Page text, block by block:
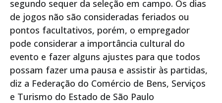
segundo sequer da seleção em campo. Os dias
de jogos não são consideradas feriados ou
pontos facultativos, porém, o empregador
pode considerar a importância cultural do
evento e fazer alguns ajustes para que todos
possam fazer uma pausa e assistir às partidas,
diz a Federação do Comércio de Bens, Serviços
e Turismo do Estado de São Paulo